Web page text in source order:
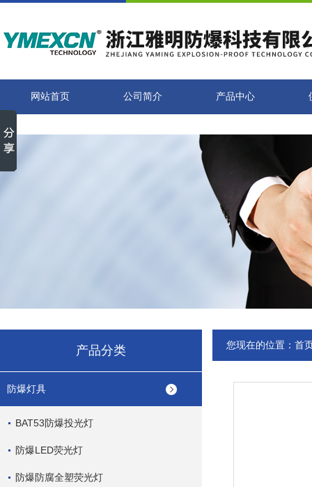
网站首页 公司简介 产品中心
产品分类
防爆灯具
BAT53防爆投光灯
防爆LED荧光灯
防爆防腐全塑荧光灯
您现在的位置： 首